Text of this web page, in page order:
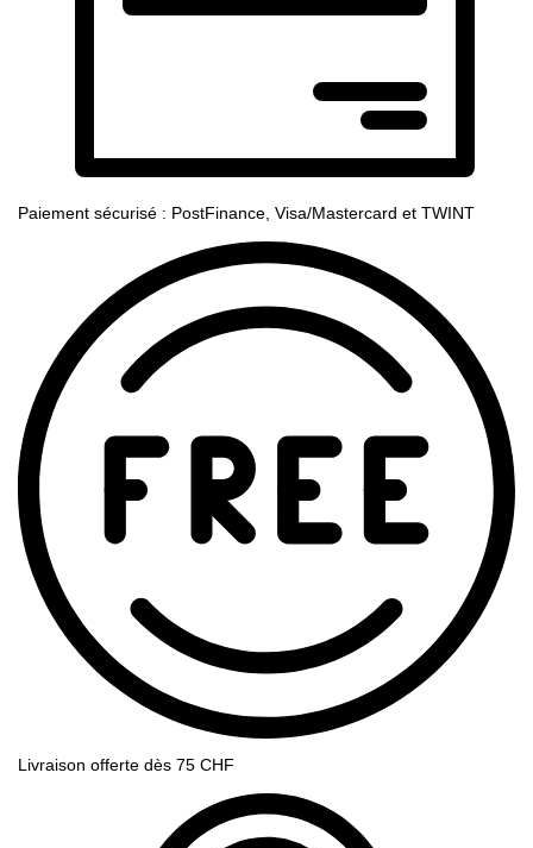
Paiement sécurisé : PostFinance, Visa/Mastercard et TWINT
Livraison offerte dès 75 CHF